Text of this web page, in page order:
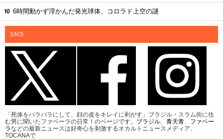
6時間動かず浮かんだ発光球体、コロラド上空の謎
SNS
「死体をバラバラにして、顔の皮をキレイに剥がす」ブラジル・スラム街に住
む男に聞いたファベーラの日常！のページです。 ブラジル、 青天青、 ファベー
ラなどの最新ニュースは好奇心を刺激するオカルトニュースメディア、
TOCANAで